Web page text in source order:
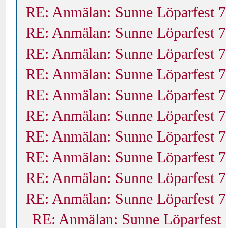
RE: Anmälan: Sunne Löparfest
RE: Anmälan: Sunne Löparfest
RE: Anmälan: Sunne Löparfest
RE: Anmälan: Sunne Löparfest
RE: Anmälan: Sunne Löparfest
RE: Anmälan: Sunne Löparfest
RE: Anmälan: Sunne Löparfest
RE: Anmälan: Sunne Löparfest
RE: Anmälan: Sunne Löparfest
RE: Anmälan: Sunne Löparfest
RE: Anmälan: Sunne Löparfest